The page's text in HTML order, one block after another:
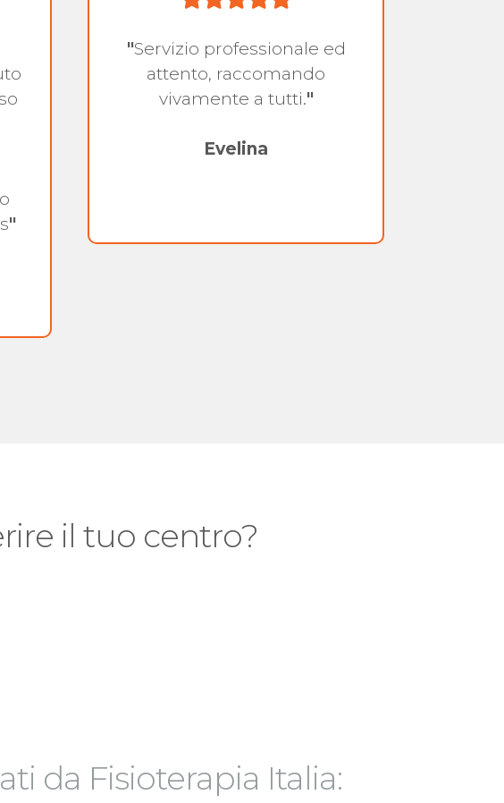
"
"Servizio professionale ed
attento, raccomando
vivamente a tutti."
Evelina
il tuo centro?
da Fisioterapia Italia: